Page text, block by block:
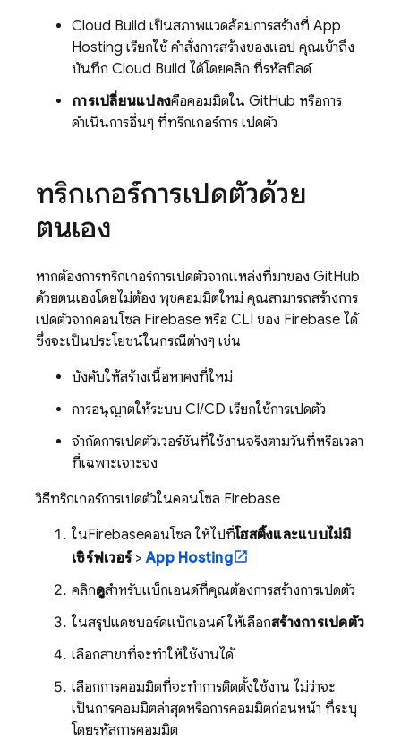
Cloud Build เป็นสภาพแวดล้อมการสร้างที่ App
Hosting เรียกใช้ คำสั่งการสร้างของแอป คุณเข้าถึง
บันทึก Cloud Build ได้โดยคลิก ที่รหัสบิลด์
การเปลี่ยนแปลงคือคอมมิตใน GitHub หรือการ
ดำเนินการอื่นๆ ที่ทริกเกอร์การ เปิดตัว
ทริกเกอร์การเปิดตัวด้วย
ตนเอง
หากต้องการทริกเกอร์การเปิดตัวจากแหล่งที่มาของ GitHub
ด้วยตนเองโดยไม่ต้อง พุชคอมมิตใหม่ คุณสามารถสร้างการ
เปิดตัวจากคอนโซล Firebase หรือ CLI ของ Firebase ได้
ซึ่งจะเป็นประโยชน์ในกรณีต่างๆ เช่น
บังคับให้สร้างเนื้อหาคงที่ใหม่
การอนุญาตให้ระบบ CI/CD เรียกใช้การเปิดตัว
จำกัดการเปิดตัวเวอร์ชันที่ใช้งานจริงตามวันที่หรือเวลา
ที่เฉพาะเจาะจง
วิธีทริกเกอร์การเปิดตัวในคอนโซล Firebase
ในFirebaseคอนโซล ให้ไปที่โฮสติ้งและแบบไม่มี
เซิร์ฟเวอร์>App Hosting
คลิกดูสำหรับแบ็กเอนด์ที่คุณต้องการสร้างการเปิดตัว
ในสรุปแดชบอร์ดแบ็กเอนด์ ให้เลือกสร้างการเปิดตัว
เลือกสาขาที่จะทำให้ใช้งานได้
เลือกการคอมมิตที่จะทําการติดตั้งใช้งาน ไม่ว่าจะ
เป็นการคอมมิตล่าสุดหรือการคอมมิตก่อนหน้า ที่ระบุ
โดยรหัสการคอมมิต